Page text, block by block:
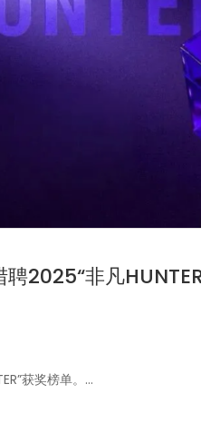
2025“非凡
获奖榜单。…